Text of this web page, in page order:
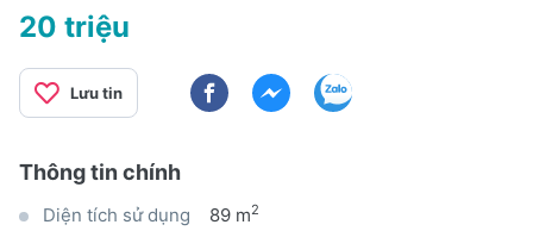
20 triệu
Lưu tin
Thông tin chính
Diện tích sử dụng 89 m2